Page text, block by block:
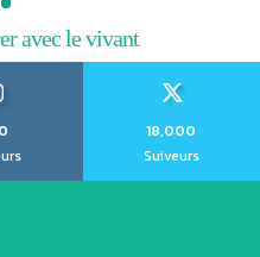
avec le vivant
18,000
Suiveurs